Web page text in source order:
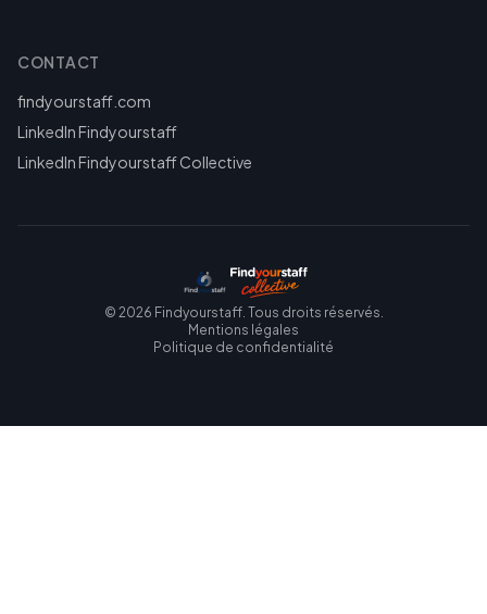
CONTACT
findyourstaff.com
LinkedIn Findyourstaff
LinkedIn Findyourstaff Collective
© 2026 Findyourstaff. Tous droits réservés.
Mentions légales
Politique de confidentialité